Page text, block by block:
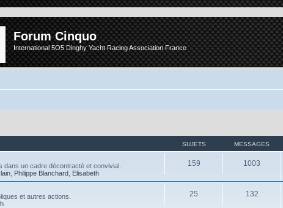
Forum Cinquo
International 5O5 Dinghy Yacht Racing Association France
SUJETS MESSAGES
un cadre décontracté et convivial.
Philippe Blanchard Elisabeth
159 1003
et autres actions.
25 132